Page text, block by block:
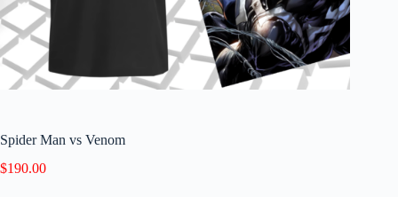
Spider Man vs Venom
$190.00